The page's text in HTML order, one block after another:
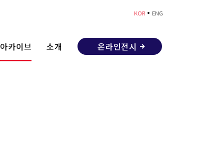
KOR • ENG
아카이브 소개 온라인전시